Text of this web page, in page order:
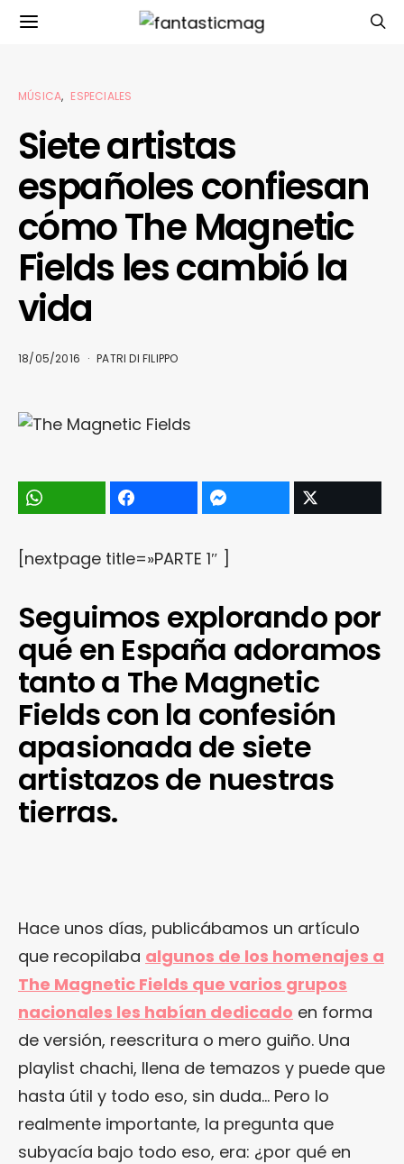
MÚSICA ESPECIALES
Siete artistas
españoles confiesan
cómo The Magnetic
Fields les cambió la
vida
18/05/2016 PATRI DI FILIPPO
[nextpage title=»PARTE 1″ ]
Seguimos explorando por
qué en España adoramos
tanto a The Magnetic
Fields con la confesión
apasionada de siete
artistazos de nuestras
tierras.
Hace unos días, publicábamos un artículo
que recopilaba algunos de los homenajes a
The Magnetic Fields que varios grupos
nacionales les habían dedicado en forma
de versión, reescritura o mero guiño. Una
playlist chachi, llena de temazos y puede que
hasta útil y todo eso, sin duda… Pero lo
realmente importante, la pregunta que
subyacía bajo todo eso, era: ¿por qué en